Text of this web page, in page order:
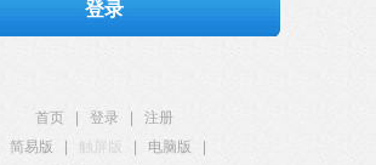
登录
首页 登录
注册
简易版
触屏版 电脑版